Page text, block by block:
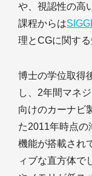
や、視認性の高
課程からは
理とCGに関す
博士の学位取得
し、2年間マネ
向けのカーナビ
た2011年時点の
機能が搭載され
ィブな直方体で